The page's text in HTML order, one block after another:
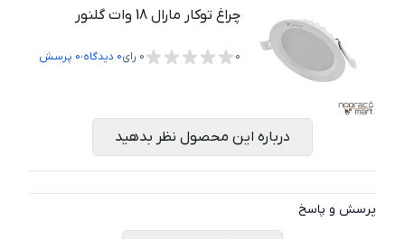
چراغ توکار مارال 18 وات گلنور
0
0 رای0 دیدگاه،0 پرسش
درباره این محصول نظر بدهید
پرسش و پاسخ